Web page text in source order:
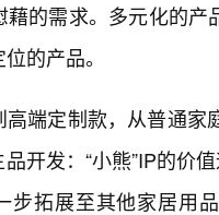
的需求。多元化的产
的产品。
高端定制款，从普通
开发：“小熊”IP的价
步拓展至其他家居用